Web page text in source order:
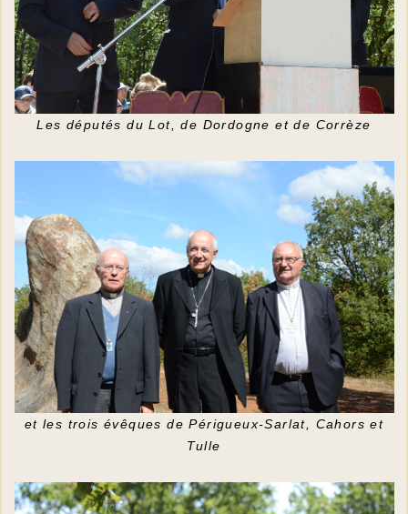
Les députés du Lot, de Dordogne et de Corrèze
et les trois évêques de Périgueux-Sarlat, Cahors et
Tulle